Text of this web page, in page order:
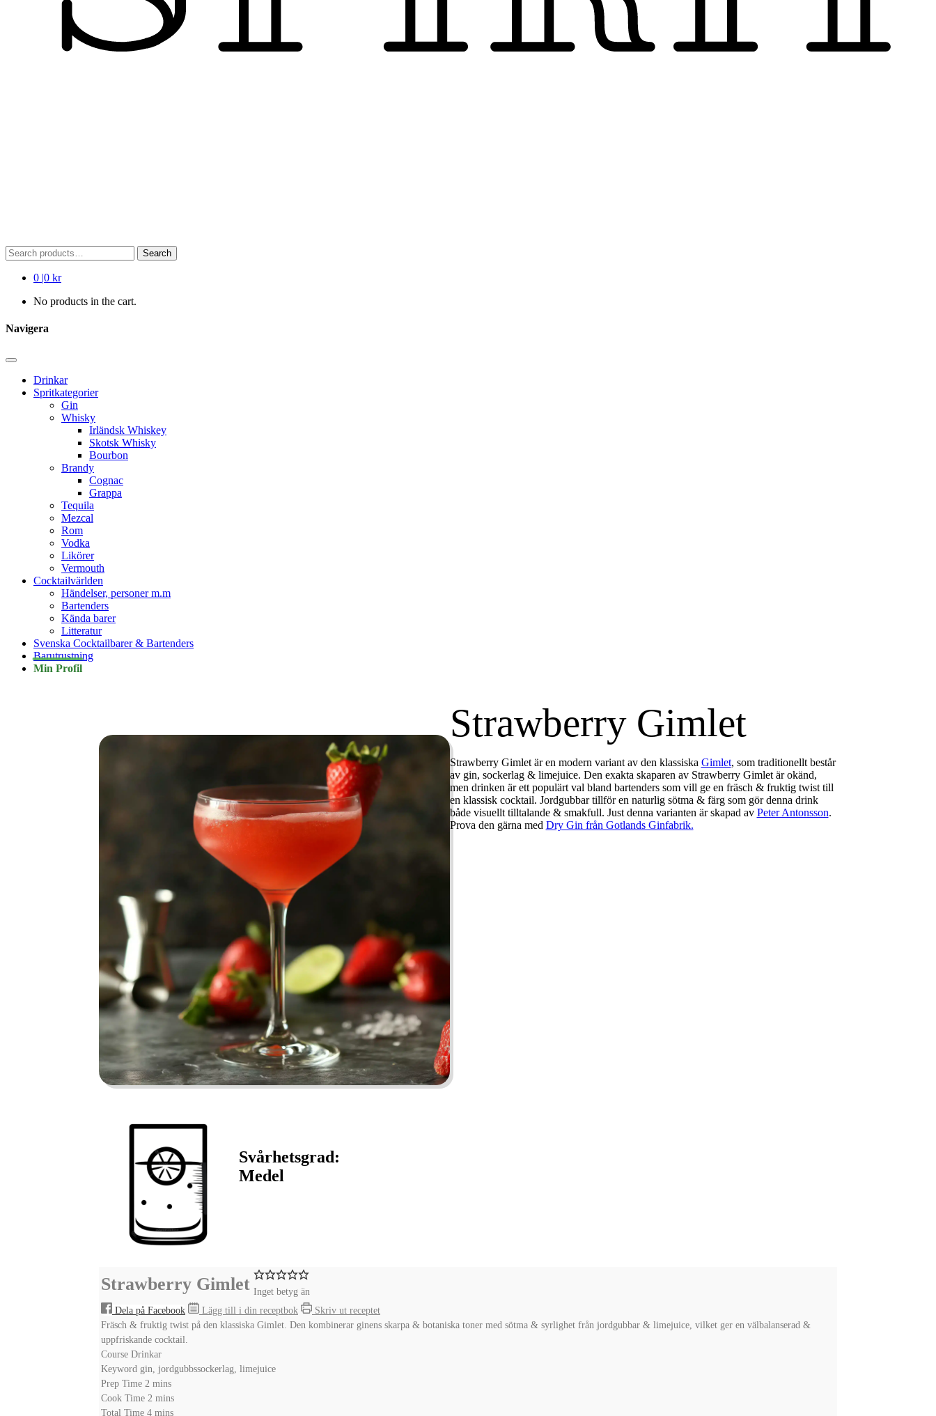
Search
for:
Search
0 |0 kr
No products in the cart.
Navigera
Drinkar
Spritkategorier
Gin
Whisky
Irländsk Whiskey
Skotsk Whisky
Bourbon
Brandy
Cognac
Grappa
Tequila
Mezcal
Rom
Vodka
Likörer
Vermouth
Cocktailvärlden
Händelser, personer m.m
Bartenders
Kända barer
Litteratur
Svenska Cocktailbarer & Bartenders
Barutrustning
Min Profil
Strawberry Gimlet
Strawberry Gimlet är en modern variant av den klassiska Gimlet, som traditionellt består
av gin, sockerlag & limejuice. Den exakta skaparen av Strawberry Gimlet är okänd,
men drinken är ett populärt val bland bartenders som vill ge en fräsch & fruktig twist till
en klassisk cocktail. Jordgubbar tillför en naturlig sötma & färg som gör denna drink
både visuellt tilltalande & smakfull. Just denna varianten är skapad av Peter Antonsson.
Prova den gärna med Dry Gin från Gotlands Ginfabrik.
Svårhetsgrad:
Medel
Strawberry Gimlet Inget betyg än
Dela på Facebook
Lägg till i din receptbok
Skriv ut receptet
Fräsch & fruktig twist på den klassiska Gimlet. Den kombinerar ginens skarpa & botaniska toner med sötma & syrlighet från jordgubbar & limejuice, vilket ger en välbalanserad &
uppfriskande cocktail.
Course Drinkar
Keyword gin, jordgubbssockerlag, limejuice
Prep Time 2 minutes
mins
Cook Time 2 minutes
mins
Total Time 4minutes
mins